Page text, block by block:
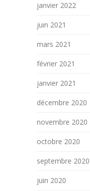
janvier 2022
juin 2021
mars 2021
février 2021
janvier 2021
décembre 2020
novembre 2020
octobre 2020
septembre 2020
juin 2020